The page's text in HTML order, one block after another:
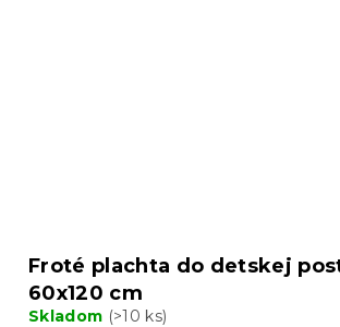
Froté plachta do detskej
60x120 cm
Skladom (>10 ks)